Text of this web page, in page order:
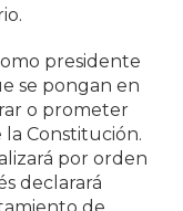
presidente
se pongan en
o prometer
Constitución.
por orden
declarará